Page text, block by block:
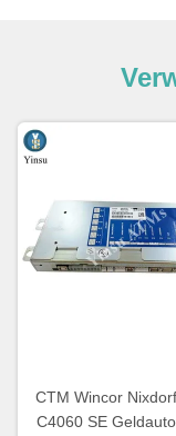
CTM Wincor
C4060 SE